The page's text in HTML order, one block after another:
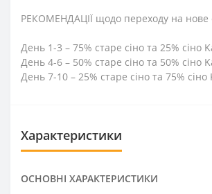
РЕКОМЕНДАЦІЇ щодо переходу на нове
День 1-3 – 75% старе сіно та 25% сіно
День 4-6 – 50% старе сіно та 50% сіно
День 7-10 – 25% старе сіно та 75% сіно
Характеристики
ОСНОВНІ ХАРАКТЕРИСТИКИ